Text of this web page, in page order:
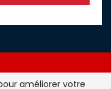
améliorer votre